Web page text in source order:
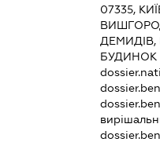
07335,
ДЕМИДІВ,
БУДИНОК